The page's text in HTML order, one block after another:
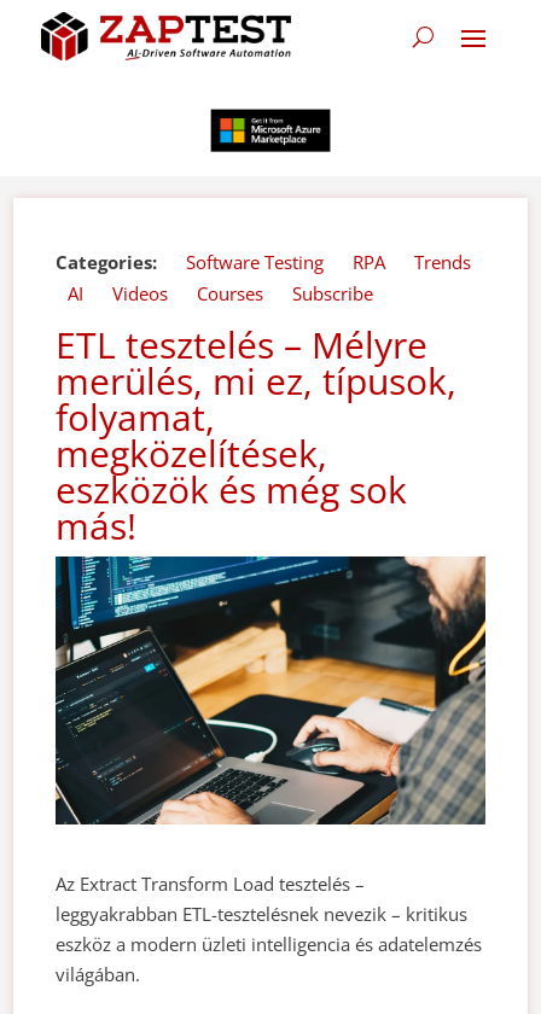
Categories: Software Testing RPA
Trends
AI
Videos Courses Subscribe
ETL tesztelés – Mélyre
merülés, mi ez, típusok,
folyamat,
megközelítések,
eszközök és még sok
más!
Az Extract Transform Load tesztelés –
leggyakrabban ETL-tesztelésnek nevezik – kritikus
eszköz a modern üzleti intelligencia és adatelemzés
világában.